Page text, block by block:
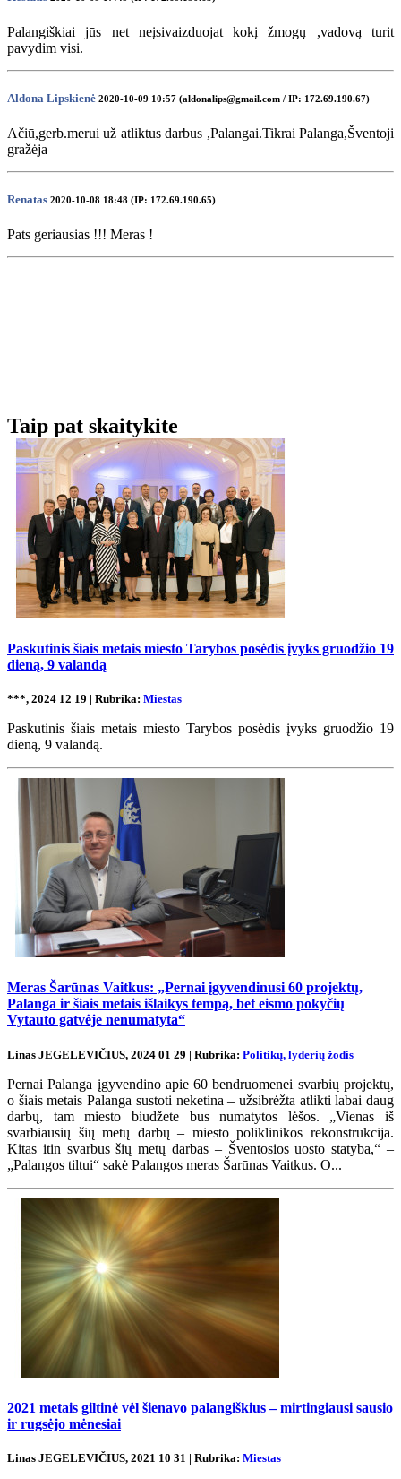
Palangiškiai jūs net neįsivaizduojat kokį žmogų ,vadovą turit
pavydim visi.
Aldona Lipskienė 2020-10-09 10:57 (aldonalips@gmail.com / IP: 172.69.190.67)
Ačiū,gerb.merui už atliktus darbus ,Palangai.Tikrai Palanga,Šventoji
gražėja
Renatas 2020-10-08 18:48 (IP: 172.69.190.65)
Pats geriausias !!! Meras !
Taip pat skaitykite
Paskutinis šiais metais miesto Tarybos posėdis įvyks gruodžio 19
dieną, 9 valandą
***, 2024 12 19 | Rubrika: Miestas
Paskutinis šiais metais miesto Tarybos posėdis įvyks gruodžio 19
dieną, 9 valandą.
Meras Šarūnas Vaitkus: „Pernai įgyvendinusi 60 projektų,
Palanga ir šiais metais išlaikys tempą, bet eismo pokyčių
Vytauto gatvėje nenumatyta“
Linas JEGELEVIČIUS, 2024 01 29 | Rubrika: Politikų, lyderių žodis
Pernai Palanga įgyvendino apie 60 bendruomenei svarbių projektų,
o šiais metais Palanga sustoti neketina – užsibrėžta atlikti labai daug
darbų, tam miesto biudžete bus numatytos lėšos. „Vienas iš
svarbiausių šių metų darbų – miesto poliklinikos rekonstrukcija.
Kitas itin svarbus šių metų darbas – Šventosios uosto statyba,“ –
„Palangos tiltui“ sakė Palangos meras Šarūnas Vaitkus. O...
2021 metais giltinė vėl šienavo palangiškius – mirtingiausi sausio
ir rugsėjo mėnesiai
Linas JEGELEVIČIUS, 2021 10 31 | Rubrika: Miestas